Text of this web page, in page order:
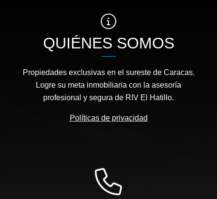
QUIÉNES SOMOS
Propiedades exclusivas en el sureste de Caracas.
Logre su meta inmobiliaria con la asesoría
profesional y segura de RIV El Hatillo.
Políticas de privacidad